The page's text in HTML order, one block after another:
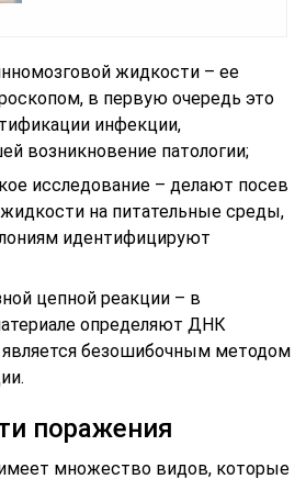
жидкости – ее
в первую очередь это
инфекции,
возникновение патологии;
исследование – делают посев
на питательные среды,
идентифицируют
цепной реакции – в
определяют ДНК
является безошибочным методом
поражения
множество видов, которые